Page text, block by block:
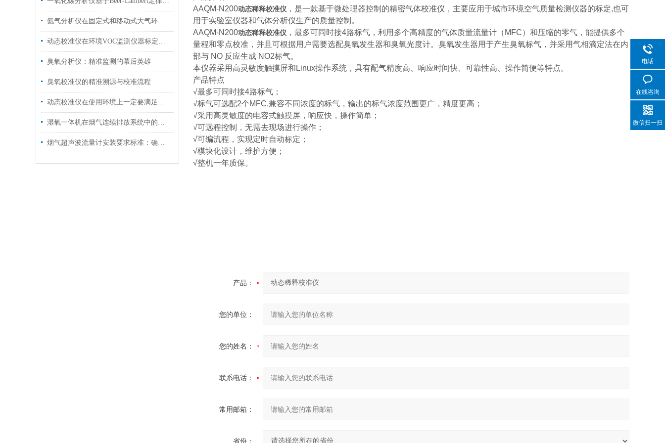
氨气分析仪在固定式和移动式大气环境实验室中的应用
动态校准仪在环境VOC监测仪器标定中的应用
臭氧分析仪：精准监测的幕后英雄
臭氧校准仪的精准溯源与校准流程
动态校准仪在使用环境上一定要满足这3个要求
湿氧一体机在烟气连续排放系统中的应用前景
烟气超声波流量计安装要求标准：确保精准测量的关键
AAQM-N200动态稀释校准仪 ，是一款基于微处理器控制的精密气体校准仪，主要应用于城市环境空气质量检测仪器的标定,也可
用于实验室仪器和气体分析仪生产的质量控制。
AAQM-N200动态稀释校准仪 ，最多可同时接4路标气，利用多个高精度的气体质量流量计（MFC）和压缩的零气，能提供多个
量程和零点校准，并且可根据用户需要选配臭氧发生器和臭氧光度计。臭氧发生器用于产生臭氧标气，并采用气相滴定法在内
部与 NO 反应生成 NO2标气。
本仪器采用高灵敏度触摸屏和Linux操作系统，具有配气精度高、响应时间快、可靠性高、操作简便等特点。
产品特点
√最多可同时接4路标气；
√标气可选配2个MFC,兼容不同浓度的标气，输出的标气浓度范围更广，精度更高；
√采用高灵敏度的电容式触摸屏，响应快，操作简单；
√可远程控制，无需去现场进行操作；
√可编流程，实现定时自动标定；
√模块化设计，维护方便；
√整机一年质保。
产品：
您的单位：
您的姓名：
联系电话：
常用邮箱：
省份：
电话
在线咨询
微信扫一扫